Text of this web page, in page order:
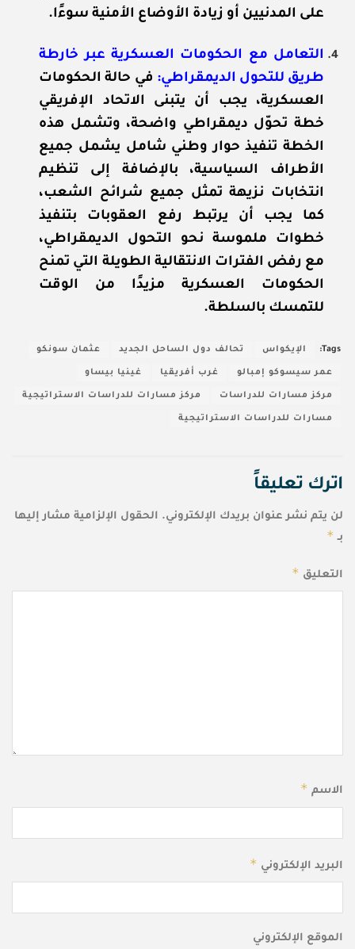
على المدنيين أو زيادة الأوضاع الأمنية سوءًا.
التعامل مع الحكومات العسكرية عبر خارطة
طريق للتحول الديمقراطي: في حالة الحكومات
العسكرية، يجب أن يتبنى الاتحاد الإفريقي
خطة تحوّل ديمقراطي واضحة، وتشمل هذه
الخطة تنفيذ حوار وطني شامل يشمل جميع
الأطراف السياسية، بالإضافة إلى تنظيم
انتخابات نزيهة تمثل جميع شرائح الشعب،
كما يجب أن يرتبط رفع العقوبات بتنفيذ
خطوات ملموسة نحو التحول الديمقراطي،
مع رفض الفترات الانتقالية الطويلة التي تمنح
الحكومات العسكرية مزيدًا من الوقت
للتمسك بالسلطة.
Tags: الإيكواس تحالف دول الساحل الجديد عثمان سونكو
عمر سيسوكو إمبالو غرب أفريقيا غينيا بيساو
مركز مسارات للدراسات مركز مسارات للدراسات الاستراتيجية
مسارات للدراسات الاستراتيجية
اترك تعليقاً
لن يتم نشر عنوان بريدك الإلكتروني. الحقول الإلزامية مشار إليها
بـ *
التعليق *
الاسم *
البريد الإلكتروني *
الموقع الإلكتروني